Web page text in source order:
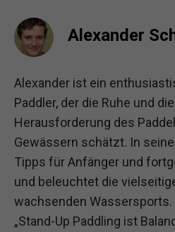
Alexander
Alexander ist ein
Paddler, der die Ruhe und
Herausforderung des
Gewässern schätzt. In
Tipps für Anfänger und
und beleuchtet die
wachsenden Wassersports.
„Stand-Up Paddling ist